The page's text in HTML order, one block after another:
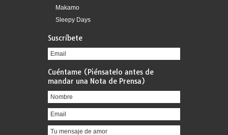
Makamo
Sleepy Days
Suscríbete
Cuéntame (Piénsatelo antes de
mandar una Nota de Prensa)